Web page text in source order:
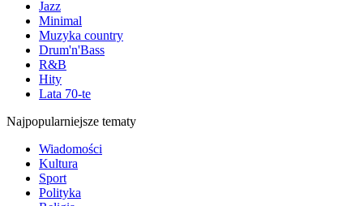
Jazz
Minimal
Muzyka country
Drum'n'Bass
R&B
Hity
Lata 70-te
Najpopularniejsze tematy
Wiadomości
Kultura
Sport
Polityka